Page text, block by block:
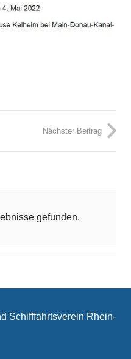
Nächster Beitrag
gefunden.
Schifffahrtsverein Rhein-